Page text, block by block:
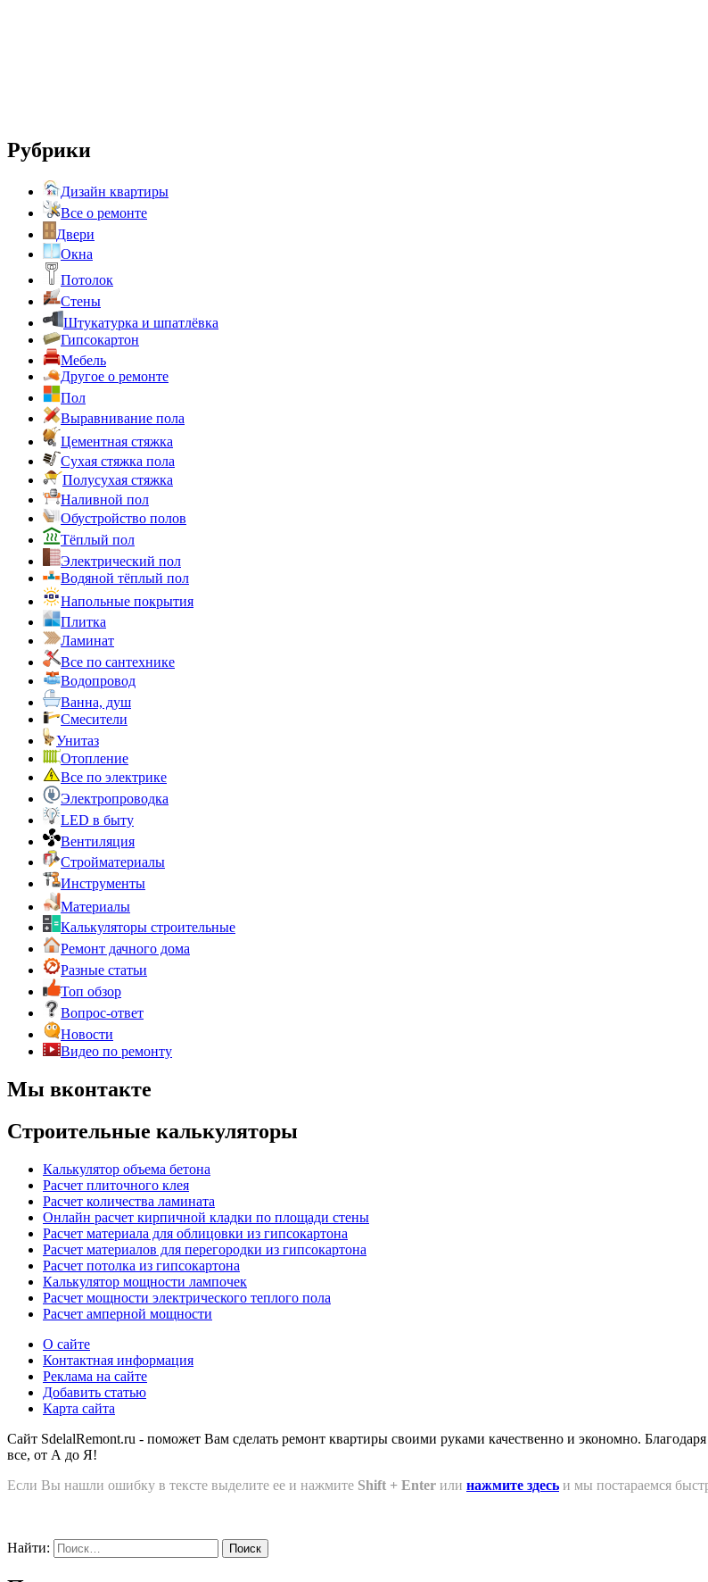
Рубрики
Дизайн квартиры
Все о ремонте
Двери
Окна
Потолок
Стены
Штукатурка и шпатлёвка
Гипсокартон
Мебель
Другое о ремонте
Пол
Выравнивание пола
Цементная стяжка
Сухая стяжка пола
Полусухая стяжка
Наливной пол
Обустройство полов
Тёплый пол
Электрический пол
Водяной тёплый пол
Напольные покрытия
Плитка
Ламинат
Все по сантехнике
Водопровод
Ванна, душ
Смесители
Унитаз
Отопление
Все по электрике
Электропроводка
LED в быту
Вентиляция
Стройматериалы
Инструменты
Материалы
Калькуляторы строительные
Ремонт дачного дома
Разные статьи
Топ обзор
Вопрос-ответ
Новости
Видео по ремонту
Мы вконтакте
Строительные калькуляторы
Калькулятор объема бетона
Расчет плиточного клея
Расчет количества ламината
Онлайн расчет кирпичной кладки по площади стены
Расчет материала для облицовки из гипсокартона
Расчет материалов для перегородки из гипсокартона
Расчет потолка из гипсокартона
Калькулятор мощности лампочек
Расчет мощности электрического теплого пола
Расчет амперной мощности
О сайте
Контактная информация
Реклама на сайте
Добавить статью
Карта сайта
Сайт SdelalRemont.ru - поможет Вам сделать ремонт квартиры своими руками качественно и экономно.
все, от А до Я!
Если Вы нашли ошибку в тексте выделите ее и нажмите Shift + Enter или нажмите здесь и мы постараемся
Найти: